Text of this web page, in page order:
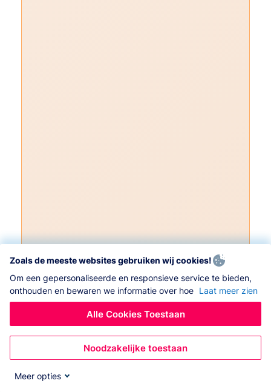
Zoals de meeste websites gebruiken wij cookies!
Om een gepersonaliseerde en responsieve service te bieden,
onthouden en bewaren we informatie over hoe Laat meer zien
Alle Cookies Toestaan
Noodzakelijke toestaan
Meer opties